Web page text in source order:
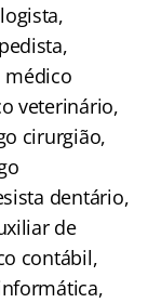
médico
veterinário,
cirurgião,
dentário,
de
contábil,